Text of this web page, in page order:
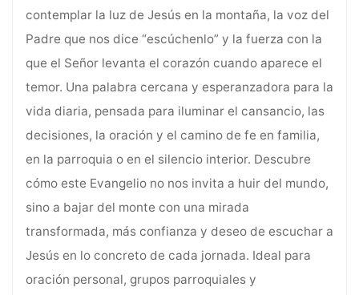
contemplar la luz de Jesús en la montaña, la voz del
Padre que nos dice “escúchenlo” y la fuerza con la
que el Señor levanta el corazón cuando aparece el
temor. Una palabra cercana y esperanzadora para la
vida diaria, pensada para iluminar el cansancio, las
decisiones, la oración y el camino de fe en familia,
en la parroquia o en el silencio interior. Descubre
cómo este Evangelio no nos invita a huir del mundo,
sino a bajar del monte con una mirada
transformada, más confianza y deseo de escuchar a
Jesús en lo concreto de cada jornada. Ideal para
oración personal, grupos parroquiales y